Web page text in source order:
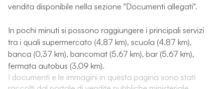
vendita disponibile nella sezione "Documenti allegati".
In pochi minuti si possono raggiungere i principali servizi
tra i quali supermercato (4.87 km), scuola (4.87 km),
banca (0.37 km), bancomat (5.67 km), bar (5.67 km),
fermata autobus (3.09 km).
I documenti e le immagini in questa pagina sono stati